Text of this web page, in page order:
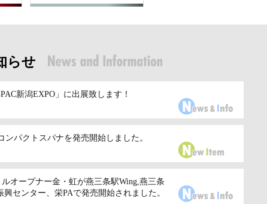
らせ
新潟EXPO」に出展致します！
ンパクトスパナを発売開始しました。
ルオープナー金・虹が燕三条駅Wing,燕三条
興センター、栄PAで発売開始されました。